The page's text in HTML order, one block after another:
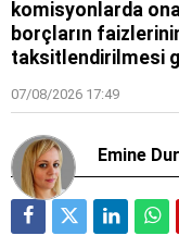
komisyonlarda
borçların
taksitlendirilmesi
07/08/2026 17:49
Emine